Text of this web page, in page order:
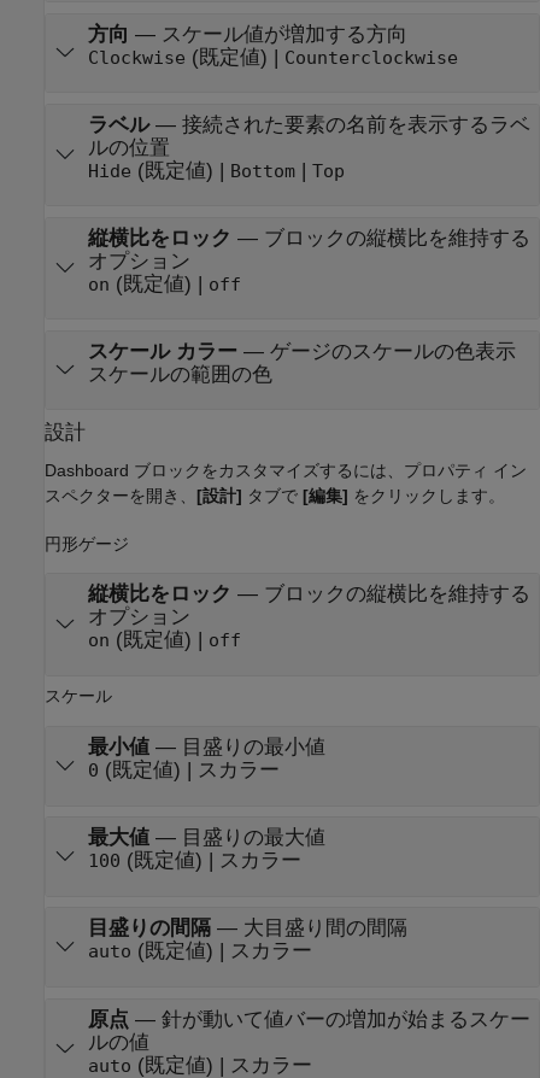
方向 — スケール値が増加する方向
Clockwise (既定値) | Counterclockwise
ラベル— 接続された要素の名前を表示するラベ
ルの位置
Hide (既定値) | Bottom| Top
縦横比をロック — ブロックの縦横比を維持する
オプション
on (既定値) | off
スケール カラー — ゲージのスケールの色表示
スケールの範囲の色
設計
Dashboard ブロックをカスタマイズするには、プロパティ イン
スペクターを開き、 [設計] タブで [編集] をクリックします。
円形ゲージ
縦横比をロック — ブロックの縦横比を維持する
オプション
on (既定値) | off
スケール
最小値— 目盛りの最小値
0 (既定値) | スカラー
最大値— 目盛りの最大値
100 (既定値) | スカラー
目盛りの間隔— 大目盛り間の間隔
auto (既定値) | スカラー
原点 — 針が動いて値バーの増加が始まるスケー
ルの値
auto (既定値) | スカラー